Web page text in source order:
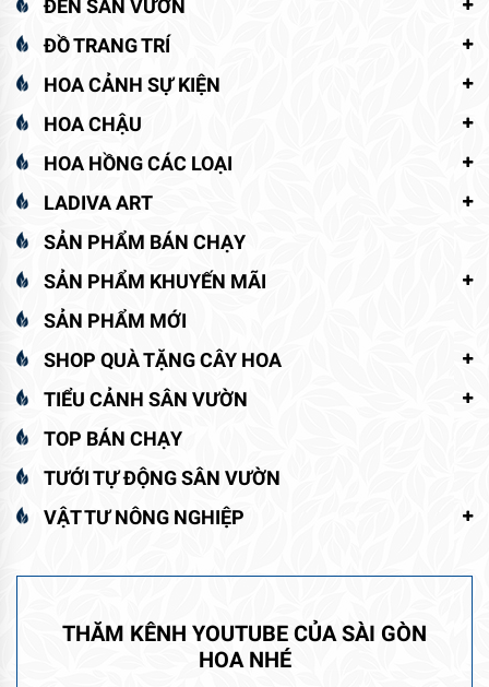
ĐÈN SÂN VƯỜN
ĐỒ TRANG TRÍ
HOA CẢNH SỰ KIỆN
HOA CHẬU
HOA HỒNG CÁC LOẠI
LADIVA ART
SẢN PHẨM BÁN CHẠY
SẢN PHẨM KHUYẾN MÃI
SẢN PHẨM MỚI
SHOP QUÀ TẶNG CÂY HOA
TIỂU CẢNH SÂN VƯỜN
TOP BÁN CHẠY
TƯỚI TỰ ĐỘNG SÂN VƯỜN
VẬT TƯ NÔNG NGHIỆP
THĂM KÊNH YOUTUBE CỦA SÀI GÒN
HOA NHÉ